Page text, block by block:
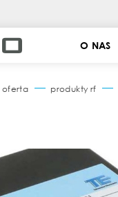
O NAS
oferta produkty rf